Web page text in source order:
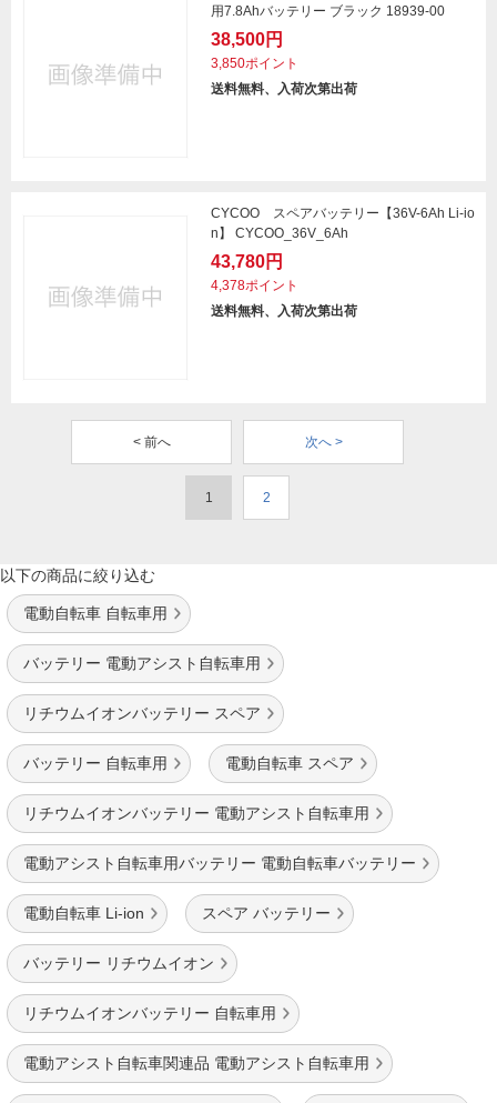
用7.8Ahバッテリー ブラック 18939-00
38,500円
3,850ポイント
送料無料、入荷次第出荷
CYCOO スペアバッテリー【36V-6Ah Li-io
n】 CYCOO_36V_6Ah
43,780円
4,378ポイント
送料無料、入荷次第出荷
< 前へ 次へ >
1 2
以下の商品に絞り込む
電動自転車 自転車用
バッテリー 電動アシスト自転車用
リチウムイオンバッテリー スペア
バッテリー 自転車用 電動自転車 スペア
リチウムイオンバッテリー 電動アシスト自転車用
電動アシスト自転車用バッテリー 電動自転車バッテリー
電動自転車 Li-ion スペア バッテリー
バッテリー リチウムイオン
リチウムイオンバッテリー 自転車用
電動アシスト自転車関連品 電動アシスト自転車用